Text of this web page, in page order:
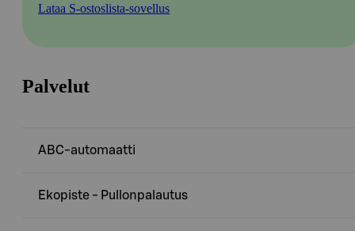
Lataa S-ostoslista-sovellus
Palvelut
ABC-automaatti
Ekopiste - Pullonpalautus